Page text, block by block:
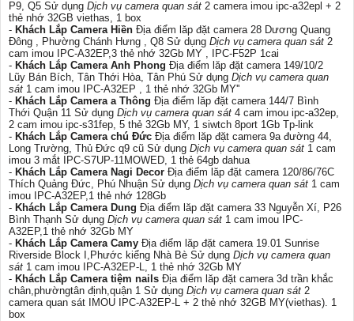
P9, Q5 Sử dụng Dịch vụ camera quan sát 2 camera imou ipc-a32epl + 2
thẻ nhớ 32GB viethas, 1 box
- Khách Lắp Camera Hiền Địa điểm lăp đặt camera 28 Dương Quang
Đông , Phường Chánh Hưng , Q8 Sử dụng Dịch vụ camera quan sát 2
cam imou IPC-A32EP,3 thẻ nhớ 32Gb MY , IPC-F52P 1cai
- Khách Lắp Camera Anh Phong Địa điểm lăp đặt camera 149/10/2
Lũy Bán Bích, Tân Thới Hòa, Tân Phú Sử dụng Dịch vụ camera quan
sát 1 cam imou IPC-A32EP , 1 thẻ nhớ 32Gb MY''
- Khách Lắp Camera a Thông Địa điểm lăp đặt camera 144/7 Bình
Thới Quận 11 Sử dụng Dịch vụ camera quan sát 4 cam imou ipc-a32ep,
2 cam imou ipc-s31fep, 5 thẻ 32Gb MY, 1 siwtch 8port 1Gb Tp-link
- Khách Lắp Camera chú Đức Địa điểm lăp đặt camera 9a đường 44,
Long Trường, Thủ Đức q9 cũ Sử dụng Dịch vụ camera quan sát 1 cam
imou 3 mắt IPC-S7UP-11MOWED, 1 thẻ 64gb dahua
- Khách Lắp Camera Nagi Decor Địa điểm lăp đặt camera 120/86/76C
Thích Quảng Đức, Phú Nhuận Sử dụng Dịch vụ camera quan sát 1 cam
imou IPC-A32EP,1 thẻ nhớ 128Gb
- Khách Lắp Camera Dung Địa điểm lăp đặt camera 33 Nguyễn Xí, P26
Bình Thạnh Sử dụng Dịch vụ camera quan sát 1 cam imou IPC-
A32EP,1 thẻ nhớ 32Gb MY
- Khách Lắp Camera Camy Địa điểm lăp đặt camera 19.01 Sunrise
Riverside Block I,Phước kiểng Nhà Bè Sử dụng Dịch vụ camera quan
sát 1 cam imou IPC-A32EP-L, 1 thẻ nhớ 32Gb MY
- Khách Lắp Camera tiệm nails Địa điểm lăp đặt camera 3d trần khắc
chân,phườngtân định,quận 1 Sử dụng Dịch vụ camera quan sát 2
camera quan sát IMOU IPC-A32EP-L + 2 thẻ nhớ 32GB MY(viethas). 1
box